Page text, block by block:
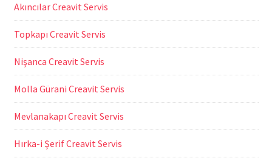
Akıncılar Creavit Servis
Topkapı Creavit Servis
Nişanca Creavit Servis
Molla Gürani Creavit Servis
Mevlanakapı Creavit Servis
Hırka-i Şerif Creavit Servis